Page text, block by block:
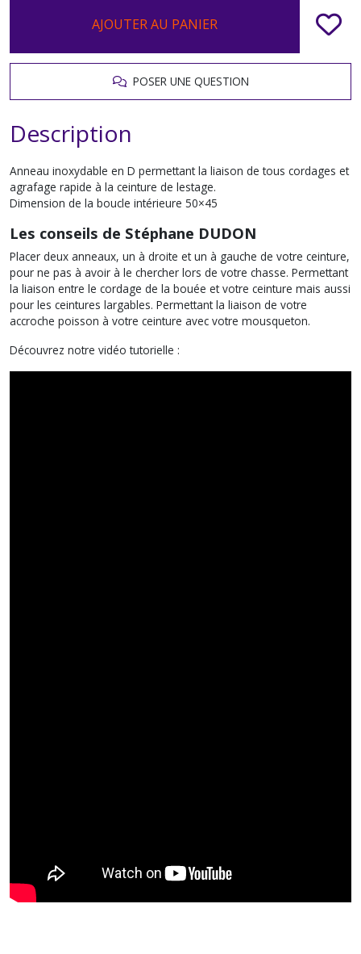
AJOUTER AU PANIER
POSER UNE QUESTION
Description
Anneau inoxydable en D permettant la liaison de tous cordages et
agrafage rapide à la ceinture de lestage.
Dimension de la boucle intérieure 50×45
Les conseils de Stéphane DUDON
Placer deux anneaux, un à droite et un à gauche de votre ceinture,
pour ne pas à avoir à le chercher lors de votre chasse. Permettant
la liaison entre le cordage de la bouée et votre ceinture mais aussi
pour les ceintures largables. Permettant la liaison de votre
accroche poisson à votre ceinture avec votre mousqueton.
Découvrez notre vidéo tutorielle :